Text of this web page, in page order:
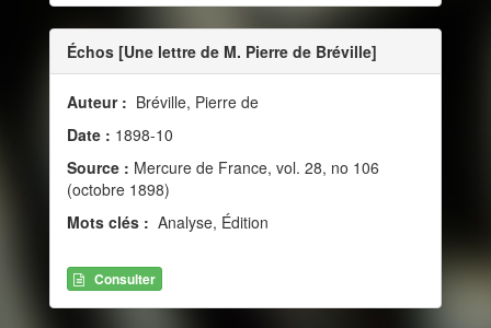
Échos [Une lettre de M. Pierre de Bréville]
Auteur : Bréville, Pierre de
Date : 1898-10
Source : Mercure de France, vol. 28, no 106
(octobre 1898)
Mots clés : Analyse, Édition
Consulter